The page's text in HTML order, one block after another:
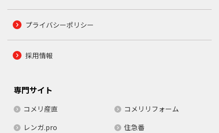
プライバシーポリシー
採用情報
専門サイト
コメリ産直
コメリリフォーム
レンガ.pro
住急番